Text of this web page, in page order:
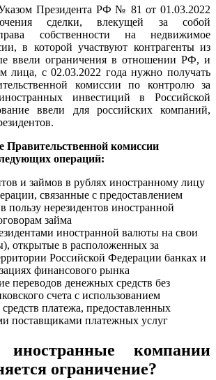
Президента РФ № 81 от 01.03.2022
сделки, влекущей за собой
собственности на недвижимое
в которой участвуют контрагенты из
ввели ограничения в отношении РФ, и
лица, с 02.03.2022 года нужно получать
комиссии по контролю за
инвестиций в Российской
ввели для российских компаний,
Правительственной комиссии
операций:
и займов в рублях иностранному лицу
связанные с предоставлением
пользу нерезидентов иностранной
займа
иностранной валюты на свои
открытые в расположенных за
Российской Федерации банках и
финансового рынка
переводов денежных средств без
счета с использованием
платежа, предоставленных
поставщиками платежных услуг
компании
ограничение?